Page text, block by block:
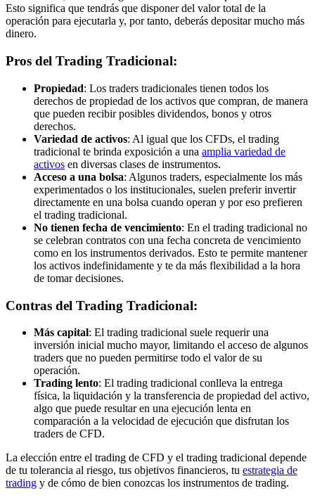
Esto significa que tendrás que disponer del valor total de la
operación para ejecutarla y, por tanto, deberás depositar mucho más
dinero.
Pros del Trading Tradicional:
Propiedad: Los traders tradicionales tienen todos los
derechos de propiedad de los activos que compran, de manera
que pueden recibir posibles dividendos, bonos y otros
derechos.
Variedad de activos: Al igual que los CFDs, el trading
tradicional te brinda exposición a una amplia variedad de
activos en diversas clases de instrumentos.
Acceso a una bolsa: Algunos traders, especialmente los más
experimentados o los institucionales, suelen preferir invertir
directamente en una bolsa cuando operan y por eso prefieren
el trading tradicional.
No tienen fecha de vencimiento: En el trading tradicional no
se celebran contratos con una fecha concreta de vencimiento
como en los instrumentos derivados. Esto te permite mantener
los activos indefinidamente y te da más flexibilidad a la hora
de tomar decisiones.
Contras del Trading Tradicional:
Más capital: El trading tradicional suele requerir una
inversión inicial mucho mayor, limitando el acceso de algunos
traders que no pueden permitirse todo el valor de su
operación.
Trading lento: El trading tradicional conlleva la entrega
física, la liquidación y la transferencia de propiedad del activo,
algo que puede resultar en una ejecución lenta en
comparación a la velocidad de ejecución que disfrutan los
traders de CFD.
La elección entre el trading de CFD y el trading tradicional depende
de tu tolerancia al riesgo, tus objetivos financieros, tu estrategia de
trading y de cómo de bien conozcas los instrumentos de trading.